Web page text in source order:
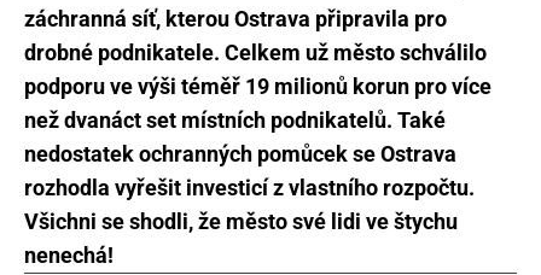
záchranná síť, kterou Ostrava připravila pro
drobné podnikatele. Celkem už město schválilo
podporu ve výši téměř 19 milionů korun pro více
než dvanáct set místních podnikatelů. Také
nedostatek ochranných pomůcek se Ostrava
rozhodla vyřešit investicí z vlastního rozpočtu.
Všichni se shodli, že město své lidi ve štychu
nenechá!